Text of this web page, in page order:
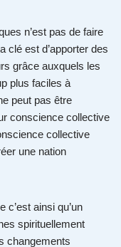
n’est pas de faire
clé est d’apporter des
grâce auxquels les
plus faciles à
peut pas être
conscience collective
collective
une nation
ainsi qu’un
spirituellement
changements